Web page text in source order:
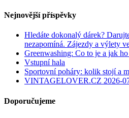
Nejnovější příspěvky
Hledáte dokonalý dárek?
nezapomíná. Zájezdy a výlety
Greenwashing: Co to je a jak
Vstupní hala
Sportovní poháry: kolik stojí a
VINTAGELOVER.CZ 2026-
Doporučujeme